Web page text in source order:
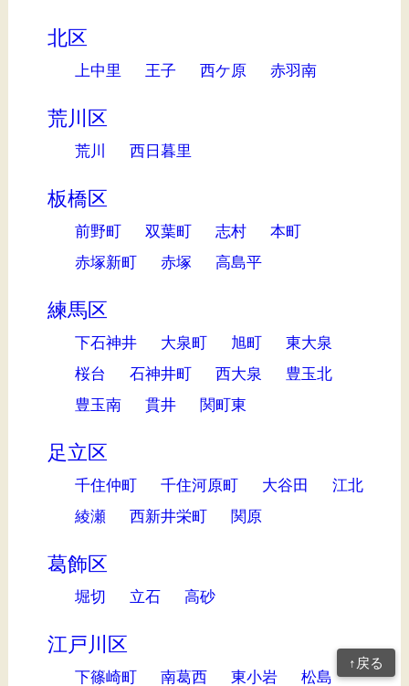
北区
上中里 王子 西ケ原 赤羽南
荒川区
荒川 西日暮里
板橋区
前野町 双葉町 志村
本町
赤塚新町
赤塚 高島平
練馬区
下石神井 大泉町 旭町
東大泉
桜台
石神井町 西大泉
豊玉北
豊玉南
貫井 関町東
足立区
千住仲町 千住河原町 大谷田
江北
綾瀬
西新井栄町 関原
葛飾区
堀切 立石 高砂
江戸川区
下篠崎町 南葛西 東小岩 松島
↑戻る